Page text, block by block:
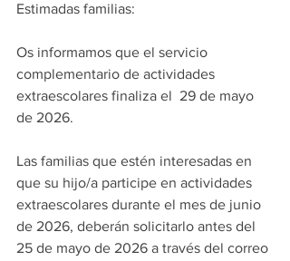
Estimadas familias:
Os informamos que el servicio
complementario de actividades
extraescolares finaliza el  29 de mayo
de 2026.
Las familias que estén interesadas en
que su hijo/a participe en actividades
extraescolares durante el mes de junio
de 2026, deberán solicitarlo antes del
25 de mayo de 2026 a través del correo